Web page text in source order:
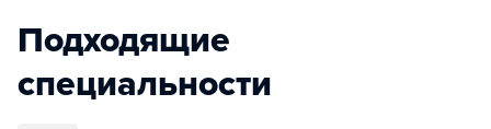
Подходящие
специальности